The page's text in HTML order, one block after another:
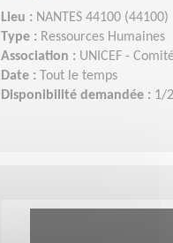
Lieu : NANTES 44100 (44100)
Type : Ressources Humaines
Association : UNICEF -
Date :
Tout le temps
Disponibilité demandée : 1/